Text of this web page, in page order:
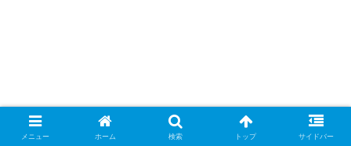
メニュー ホーム 検索 トップ サイドバー